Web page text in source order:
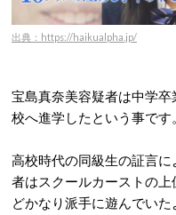
出典：https://haikualpha.jp/
宝島真奈美容疑者は中学
校へ進学したという事です。
高校時代の同級生の証言
者はスクールカーストの
どかなり派手に遊んでいた